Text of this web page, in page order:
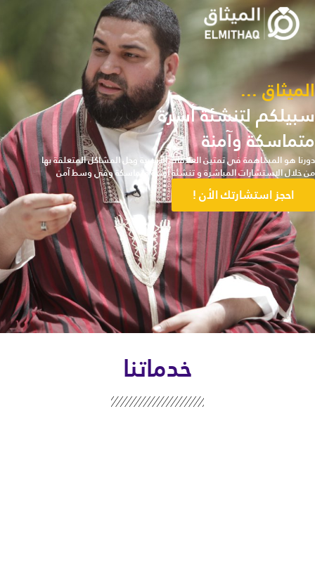
الميثاق ...
سبيلكم لتنشئة أسرة
متماسكة وآمنة
دورنا هو المساهمة في تمتين العلاقات الأسرية وحل المشاكل المتعلقة بها
من خلال الاستشارات المباشرة و تنشئة أسرة متماسكة وفي وسط آمن
احجز استشارتك الأن !
خدماتنا